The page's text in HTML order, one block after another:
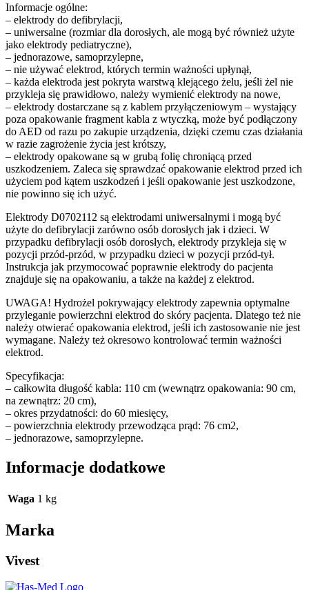
Informacje ogólne:
– elektrody do defibrylacji,
– uniwersalne (rozmiar dla dorosłych, ale mogą być również użyte
jako elektrody pediatryczne),
– jednorazowe, samoprzylepne,
– nie używać elektrod, których termin ważności upłynął,
– każda elektroda jest pokryta warstwą klejącego żelu, jeśli żel nie
przykleja się prawidłowo, należy wymienić elektrody na nowe,
– elektrody dostarczane są z kablem przyłączeniowym – wystający
poza opakowanie fragment kabla z wtyczką, może być podłączony
do AED od razu po zakupie urządzenia, dzięki czemu czas działania
w razie zagrożenie życia jest krótszy,
– elektrody opakowane są w grubą folię chroniącą przed
uszkodzeniem. Zaleca się sprawdzać opakowanie elektrod przed ich
użyciem pod kątem uszkodzeń i jeśli opakowanie jest uszkodzone,
nie powinno się ich użyć.
Elektrody D0702112 są elektrodami uniwersalnymi i mogą być
użyte do defibrylacji zarówno osób dorosłych jak i dzieci. W
przypadku defibrylacji osób dorosłych, elektrody przykleja się w
pozycji przód-przód, w przypadku dzieci w pozycji przód-tył.
Instrukcja jak przymocować poprawnie elektrody do pacjenta
znajduje się na opakowaniu, a także na każdej z elektrod.
UWAGA! Hydrożel pokrywający elektrody zapewnia optymalne
przyleganie powierzchni elektrod do skóry pacjenta. Dlatego też nie
należy otwierać opakowania elektrod, jeśli ich zastosowanie nie jest
wymagane. Należy też okresowo kontrolować termin ważności
elektrod.
Specyfikacja:
– całkowita długość kabla: 110 cm (wewnątrz opakowania: 90 cm,
na zewnątrz: 20 cm),
– okres przydatności: do 60 miesięcy,
– powierzchnia elektrody przewodząca prąd: 76 cm2,
– jednorazowe, samoprzylepne.
Informacje dodatkowe
Waga 1 kg
Marka
Vivest